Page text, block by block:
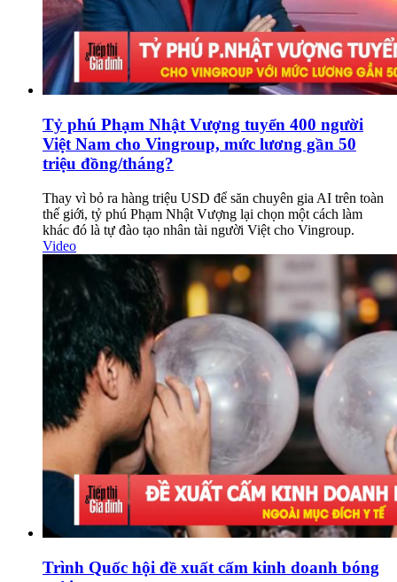
Tỷ phú Phạm Nhật Vượng tuyển 400 người
Việt Nam cho Vingroup, mức lương gần 50
triệu đồng/tháng?
Thay vì bỏ ra hàng triệu USD để săn chuyên gia AI trên toàn
thế giới, tỷ phú Phạm Nhật Vượng lại chọn một cách làm
khác đó là tự đào tạo nhân tài người Việt cho Vingroup.
Video
Trình Quốc hội đề xuất cấm kinh doanh bóng